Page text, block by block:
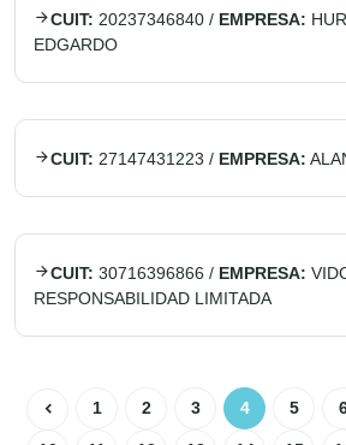
CUIT: 20237346840 / EMPRESA:
EDGARDO
CUIT: 27147431223 / EMPRESA:
CUIT: 30716396866 / EMPRESA:
RESPONSABILIDAD LIMITADA
1 2 3 4 5